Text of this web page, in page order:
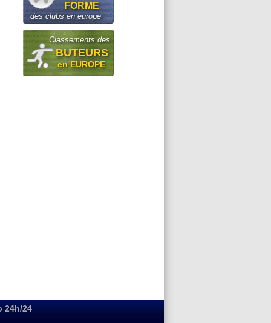
FORME
des clubs en europe
Classements des
BUTEURS
en EUROPE
24h/24